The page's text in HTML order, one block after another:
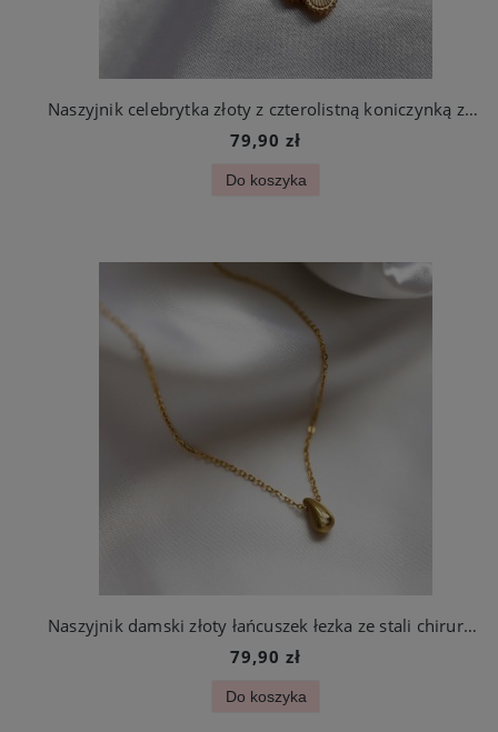
Naszyjnik celebrytka złoty z czterolistną koniczynką ze stali chirurgicznej
79,90 zł
Do koszyka
Naszyjnik damski złoty łańcuszek łezka ze stali chirurgicznej
79,90 zł
Do koszyka